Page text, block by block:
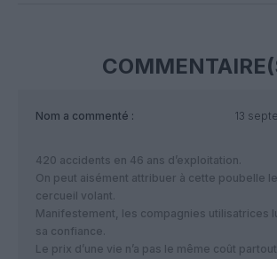
Nom a commenté :
13
420 accidents en 46 ans d’exploitation.
On peut aisément attribuer à cette poubelle
cercueil volant.
Manifestement, les compagnies utilisatrices
sa confiance.
Le prix d’une vie n’a pas le même coût